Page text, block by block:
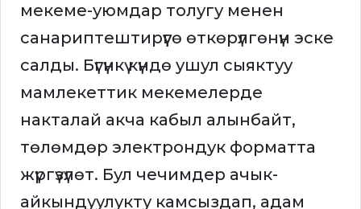
мекеме-уюмдар толугу менен
санариптештирүүгө өткөрүлгөнүн эске
салды. Бүгүнкү күндө ушул сыяктуу
мамлекеттик мекемелерде
накталай акча кабыл алынбайт,
төлөмдөр электрондук форматта
жүргүзүлөт. Бул чечимдер ачык-
айкындуулукту камсыздап, адам